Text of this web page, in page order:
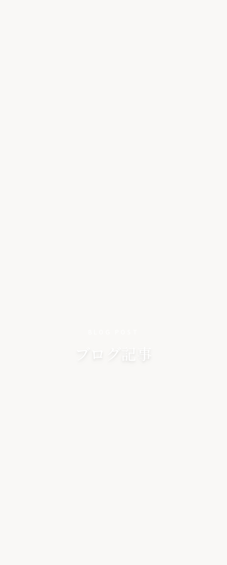
ブログ記事